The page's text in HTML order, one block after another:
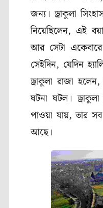
জন্য। ড্রাকুলা
নিয়েছিলেন, এই
আর সেটা
সেইদিন, যেদিন
ড্রাকুলা রাজা
ঘটনা ঘটল।
পাওয়া যায়, তার
আছে।